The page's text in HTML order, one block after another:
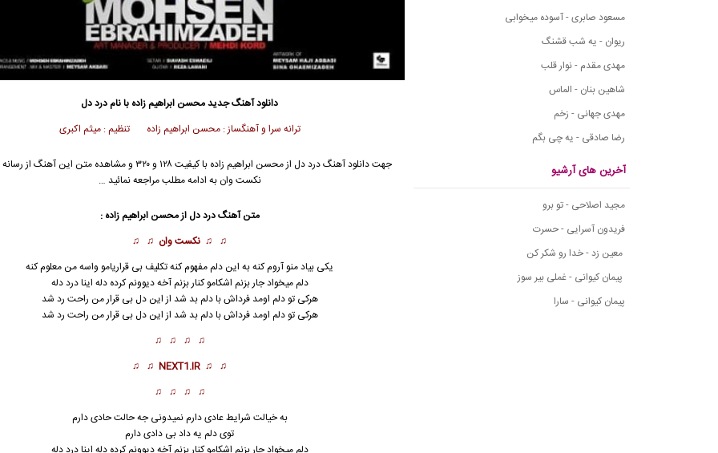
مسعود صابری - آسوده میخوابی
ریوان - یه شب قشنگ
مهدی مقدم - نوار قلب
شاهین بنان - الماس
مهدی جهانی - زخم
رضا صادقی - یه چی بگم
آخرین های آرشیو
مجید اصلاحی - تو برو
فریدون آسرایی - حسرت
معین زد - خدا رو شکر کن
پیمان کیوانی - غملی بیر سوز
پیمان کیوانی - سارا
دانلود آهنگ جدیدمحسن ابراهیم زاده با نام درد دل
ترانه سرا و آهنگساز : محسن ابراهیم زاده تنظیم : میثم اکبری
جهت دانلود آهنگ درد دل ازمحسن ابراهیم زاده
با کیفیت ۱۲۸ و ۳۲۰ و مشاهده متن این آهنگ از
نکست وان به ادامه مطلب مراجعه نمائید …
متن آهنگدرد دل ازمحسن ابراهیم زاده :
♫ ♫ نکست وان ♫ ♫
یکی بیاد منو آروم کنه به این دلم مفهوم کنه تکلیف بی قراریامو واسه من معلوم کنه
دلم میخواد جار بزنم اشکامو کنار بزنم آخه دیوونم کرده دله اینا درد دله
هرکی تو دلم اومد فرداش با دلم بد شد از این دل بی قرار من راحت رد شد
هرکی تو دلم اومد فرداش با دلم بد شد از این دل بی قرار من راحت رد شد
♫ ♫ ♫ ♫
♫ ♫
NEXT1.IR
♫ ♫
♫ ♫ ♫ ♫
به خیالت شرایط عادی دارم نمیدونی جه حالت حادی دارم
توی دلم یه داد بی دادی دارم
دلم میخواد جار بزنم اشکامو کنار بزنم آخه دیوونم کرده دله اینا درد دله